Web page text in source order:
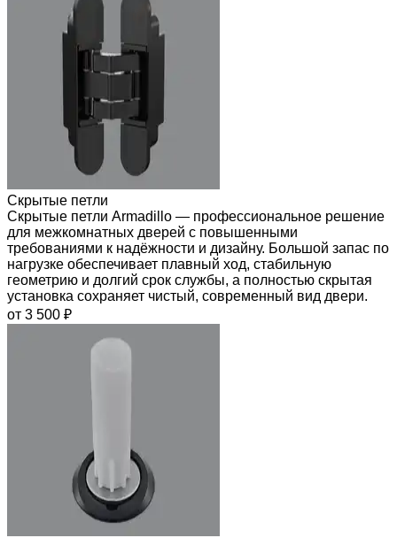
Скрытые петли
Скрытые петли Armadillo — профессиональное решение
для межкомнатных дверей с повышенными
требованиями к надёжности и дизайну. Большой запас по
нагрузке обеспечивает плавный ход, стабильную
геометрию и долгий срок службы, а полностью скрытая
установка сохраняет чистый, современный вид двери.
от 3 500 ₽